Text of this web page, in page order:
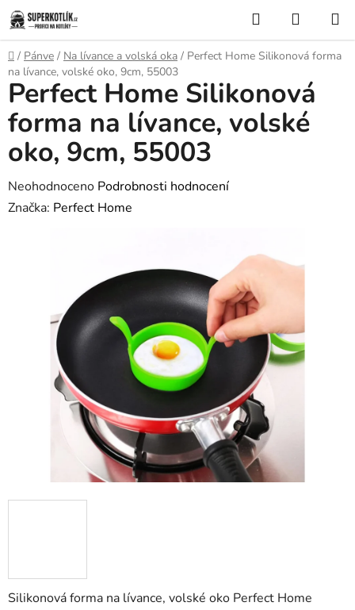
Přejít
na
obsah
Hledat
KOŠÍK
Domů
/ Pánve / Na lívance a volská oka / Perfect Home Silikonová forma
na lívance, volské oko, 9cm, 55003
Silikonová forma na lívance, volské oko Perfect Home
Perfect Home Silikonová
forma na lívance, volské
oko, 9cm, 55003
Průměrné
hodnocení
hvězdiček.
Neohodnoceno Podrobnosti hodnocení
Značka: Perfect Home